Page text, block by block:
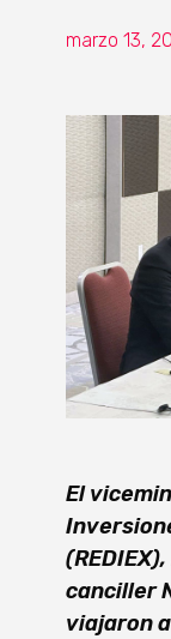
marzo 13,
El
canciller
viajaron